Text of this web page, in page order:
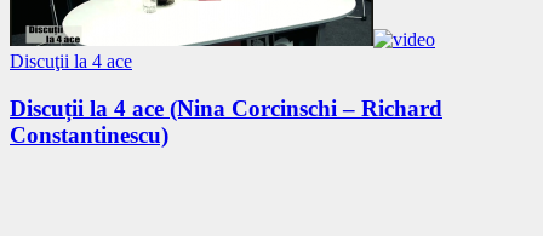
Discuţii la 4 ace
Discuții la 4 ace (Nina Corcinschi – Richard
Constantinescu)